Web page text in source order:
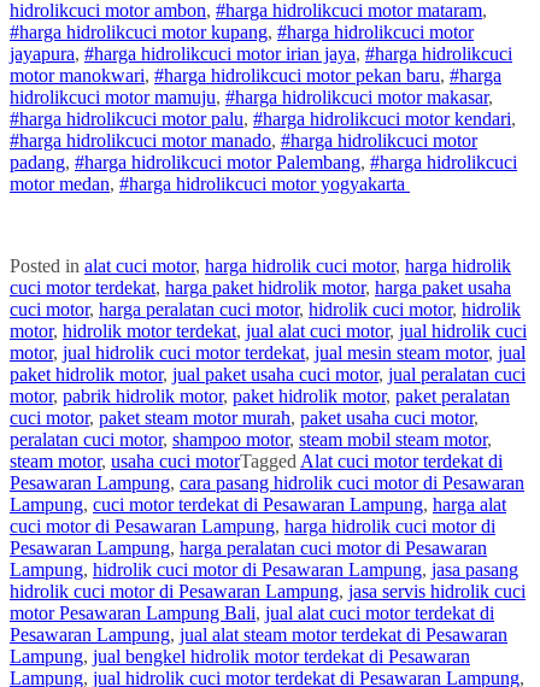
hidrolikcuci motorambon, #harga hidrolikcuci motormataram,
#harga hidrolikcuci motorkupang, #harga hidrolikcuci motor
jayapura, #harga hidrolikcuci motoririan jaya, #harga hidrolikcuci
motormanokwari, #harga hidrolikcuci motorpekan baru, #harga
hidrolikcuci motormamuju, #harga hidrolikcuci motormakasar,
#harga hidrolikcuci motorpalu, #harga hidrolikcuci motorkendari,
#harga hidrolikcuci motormanado, #harga hidrolikcuci motor
padang, #harga hidrolikcuci motorPalembang, #harga hidrolikcuci
motormedan, #harga hidrolikcuci motoryogyakarta
Posted in alat cuci motor, harga hidrolik cuci motor, harga hidrolik
cuci motor terdekat, harga paket hidrolik motor, harga paket usaha
cuci motor, harga peralatan cuci motor, hidrolik cuci motor, hidrolik
motor, hidrolik motor terdekat, jual alat cuci motor, jual hidrolik cuci
motor, jual hidrolik cuci motor terdekat, jual mesin steam motor, jual
paket hidrolik motor, jual paket usaha cuci motor, jual peralatan cuci
motor, pabrik hidrolik motor, paket hidrolik motor, paket peralatan
cuci motor, paket steam motor murah, paket usaha cuci motor,
peralatan cuci motor, shampoo motor, steam mobil steam motor,
steam motor, usaha cuci motorTagged Alat cuci motor terdekat di
Pesawaran Lampung, cara pasang hidrolik cuci motor di Pesawaran
Lampung, cuci motor terdekat di Pesawaran Lampung, harga alat
cuci motor di Pesawaran Lampung, harga hidrolik cuci motor di
Pesawaran Lampung, harga peralatan cuci motor di Pesawaran
Lampung, hidrolik cuci motor di Pesawaran Lampung, jasa pasang
hidrolik cuci motor di Pesawaran Lampung, jasa servis hidrolik cuci
motor Pesawaran Lampung Bali, jual alat cuci motor terdekat di
Pesawaran Lampung, jual alat steam motor terdekat di Pesawaran
Lampung, jual bengkel hidrolik motor terdekat di Pesawaran
Lampung, jual hidrolik cuci motor terdekat di Pesawaran Lampung,